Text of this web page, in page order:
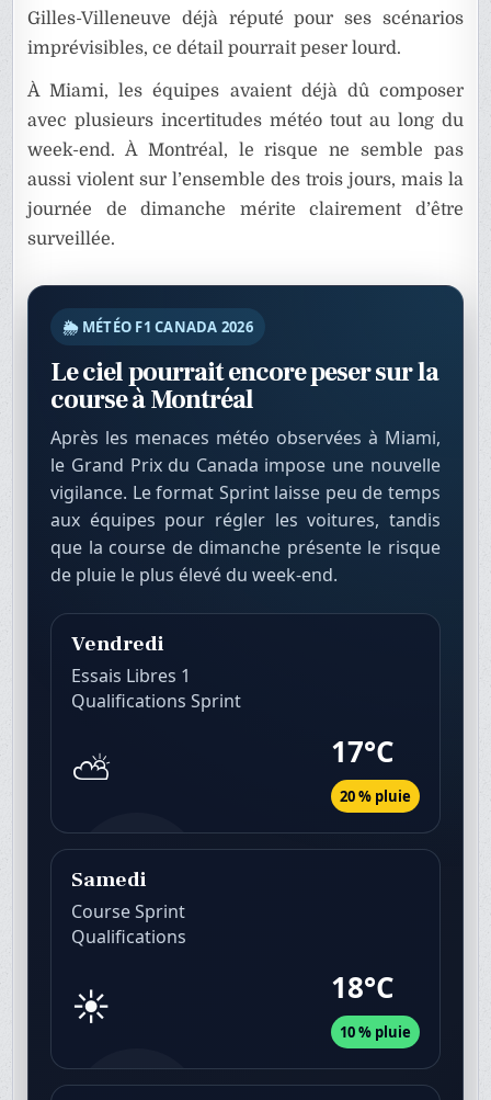
Gilles-Villeneuve déjà réputé pour ses scénarios
imprévisibles, ce détail pourrait peser lourd.
À Miami, les équipes avaient déjà dû composer
avec plusieurs incertitudes météo tout au long du
week-end. À Montréal, le risque ne semble pas
aussi violent sur l’ensemble des trois jours, mais la
journée de dimanche mérite clairement d’être
surveillée.
🌦️ MÉTÉO F1 CANADA 2026
Le ciel pourrait encore peser sur la
course à Montréal
Après les menaces météo observées à Miami,
le Grand Prix du Canada impose une nouvelle
vigilance. Le format Sprint laisse peu de temps
aux équipes pour régler les voitures, tandis
que la course de dimanche présente le risque
de pluie le plus élevé du week-end.
Vendredi
Essais Libres 1
Qualifications Sprint
⛅ 17°C
20 % pluie
Samedi
Course Sprint
Qualifications
☀️ 18°C
10 % pluie